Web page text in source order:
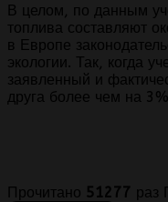
В целом, по данным
топлива составляют
в Европе
экологии. Так, когда
заявленный и
друга более чем на
Прочитано 51277 раз